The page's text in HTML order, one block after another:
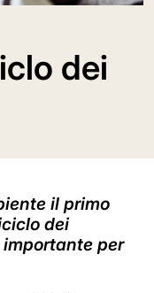
dei
il primo
dei
per